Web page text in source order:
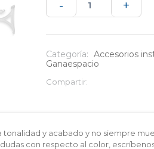
-
adapter
+
Categoría: Accesorios
Ganaespacio
Compartir:
y acabado y no siempre
con respecto al color,